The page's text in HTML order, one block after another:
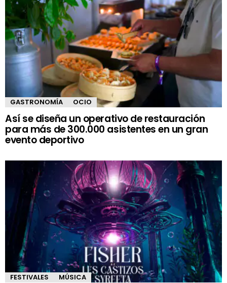
GASTRONOMÍA OCIO
Así se diseña un operativo de restauración
para más de 300.000 asistentes en un gran
evento deportivo
FESTIVALES MÚSICA